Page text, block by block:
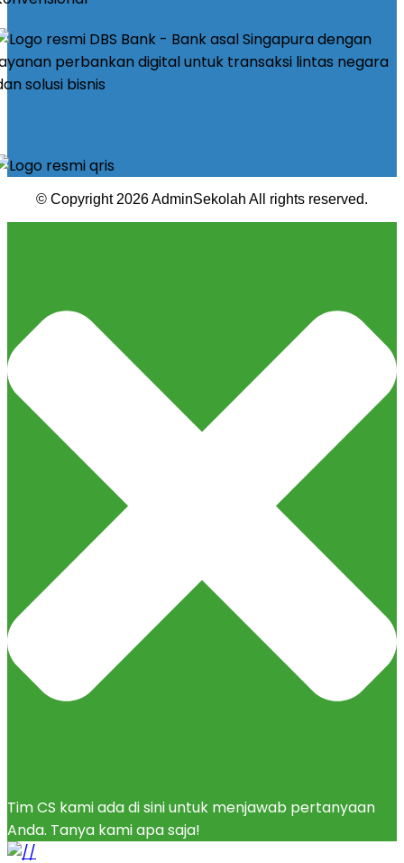
© Copyright 2026 AdminSekolah All rights reserved.
Tim CS kami ada di sini untuk menjawab pertanyaan
Anda. Tanya kami apa saja!